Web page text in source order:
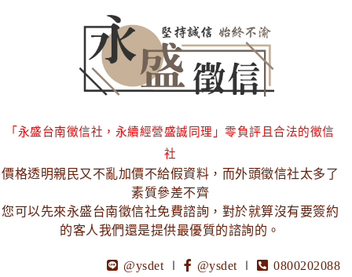
「永盛台南徵信社，永續經營盛誠同理」零負評且合法的徵信
社
價格透明親民又不亂加價不給假資料，而外頭徵信社太多了
素質參差不齊
您可以先來永盛台南徵信社免費諮詢，對於就算沒有要簽約
的客人我們還是提供最優質的諮詢的。
@ysdet ∣ @ysdet ∣ 0800202088